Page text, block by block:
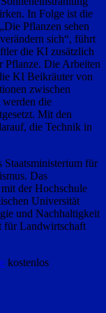
In Folge ist die
Pflanzen sehen
sich“, führt
die KI zusätzlich
Pflanze. Die Arbeiten
KI Beikräuter von
zwischen
werden die
Mit den
die Technik in
Staatsministerium für
Das
der Hochschule
Universität
und Nachhaltigkeit
für Landwirtschaft
kostenlos